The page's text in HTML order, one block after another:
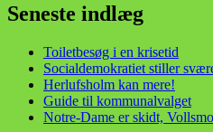
Seneste indlæg
Toiletbesøg i en krisetid
Socialdemokratiet stiller
Herlufsholm kan mere!
Guide til kommunalvalget
Notre-Dame er skidt,